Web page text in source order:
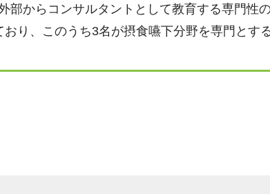
部からコンサルタントとして教育する専門性
おり、このうち3名が摂食嚥下分野を専門とす